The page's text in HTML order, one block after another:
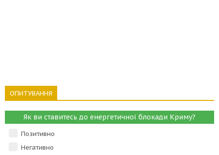
ОПИТУВАННЯ
Як ви ставитесь до енергетичної блокади Криму?
Позитивно
Негативно